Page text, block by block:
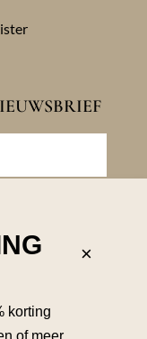
×
korting
of meer